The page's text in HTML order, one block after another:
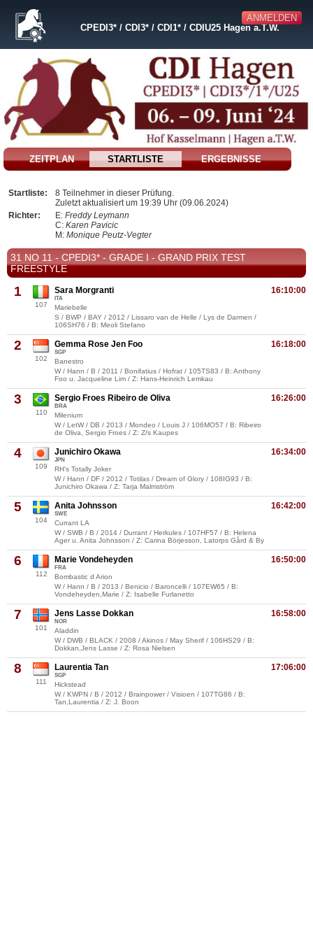
ANMELDEN
CPEDI3* / CDI3* / CDI1* / CDIU25 Hagen a.T.W.
ZEITPLAN STARTLISTE ERGEBNISSE
Startliste:
8 Teilnehmer in dieser Prüfung.
Zuletzt aktualisiert um 19:39 Uhr (09.06.2024)
Richter:
E: Freddy Leymann
C: Karen Pavicic
M: Monique Peutz-Vegter
31 NO 11 - CPEDI3* - GRADE I - GRAND PRIX TEST
FREESTYLE
1
107
16:10:00
Sara Morgranti
ITA
Mariebelle
S / BWP / BAY / 2012 / Lissaro van de Helle / Lys de Darmen /
106SH76 / B: Meoli Stefano
2
102
16:18:00
Gemma Rose Jen Foo
SGP
Banestro
W / Hann / B / 2011 / Bonifatius / Hofrat / 105TS83 / B: Anthony
Foo u. Jacqueline Lim / Z: Hans-Heinrich Lemkau
3
110
16:26:00
Sergio Froes Ribeiro de Oliva
BRA
Milenium
W / LetW / DB / 2013 / Mondeo / Louis J / 106MO57 / B: Ribeiro
de Oliva, Sergio Froes / Z: Z/s Kaupes
4
109
16:34:00
Junichiro Okawa
JPN
RH's Totally Joker
W / Hann / DF / 2012 / Totilas / Dream of Glory / 108IG93 / B:
Junichiro Okawa / Z: Tarja Malmström
5
104
16:42:00
Anita Johnsson
SWE
Currant LA
W / SWB / B / 2014 / Durrant / Herkules / 107HF57 / B: Helena
Ager u. Anita Johnsson / Z: Carina Börjesson, Latorps Gård & By
6
112
16:50:00
Marie Vondeheyden
FRA
Bombastic d Arion
W / Hann / B / 2013 / Benicio / Baroncelli / 107EW65 / B:
Vondeheyden,Marie / Z: Isabelle Furlanetto
7
101
16:58:00
Jens Lasse Dokkan
NOR
Aladdin
W / DWB / BLACK / 2008 / Akinos / May Sherif / 106HS29 / B:
Dokkan,Jens Lasse / Z: Rosa Nielsen
8
111
17:06:00
Laurentia Tan
SGP
Hickstead
W / KWPN / B / 2012 / Brainpower / Visioen / 107TG86 / B:
Tan,Laurentia / Z: J. Boon